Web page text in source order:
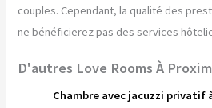
couples. Cependant, la qualité des
ne bénéficierez pas des services
D'autres Love Rooms À
Chambre avec jacuzzi privatif